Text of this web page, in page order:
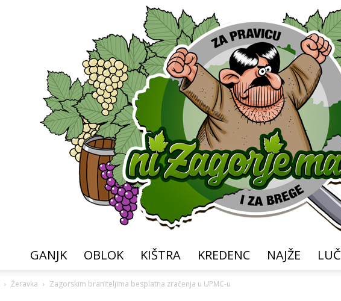
GANJK OBLOK KIŠTRA KREDENC NAJŽE LUČ
Žeravka Zagorskim braniteljima besplatna zračenja u UPMC-u